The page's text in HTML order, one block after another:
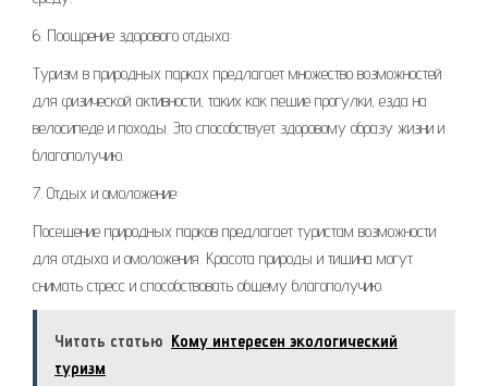
6. Поощрение здорового отдыха:
Туризм в природных парках предлагает множество возможностей
для физической активности, таких как пешие прогулки, езда на
велосипеде и походы. Это способствует здоровому образу жизни и
благополучию.
7. Отдых и омоложение:
Посещение природных парков предлагает туристам возможности
для отдыха и омоложения. Красота природы и тишина могут
снимать стресс и способствовать общему благополучию.
Читать статью Кому интересен экологический
туризм